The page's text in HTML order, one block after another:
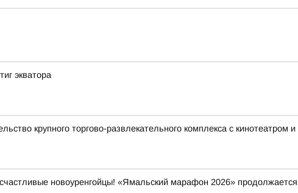
экватора
крупного торгово-развлекательного комплекса с кинотеатром
новоуренгойцы! «Ямальский марафон 2026» продолжается